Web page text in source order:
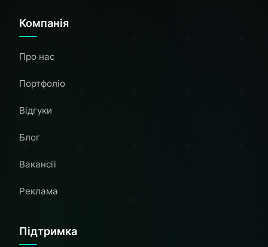
Компанія
Про нас
Портфоліо
Відгуки
Блог
Вакансії
Реклама
Підтримка